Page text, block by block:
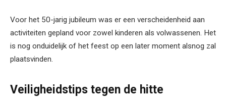
Voor het 50-jarig jubileum was er een verscheidenheid aan
activiteiten gepland voor zowel kinderen als volwassenen. Het
is nog onduidelijk of het feest op een later moment alsnog zal
plaatsvinden.
Veiligheidstips tegen de hitte